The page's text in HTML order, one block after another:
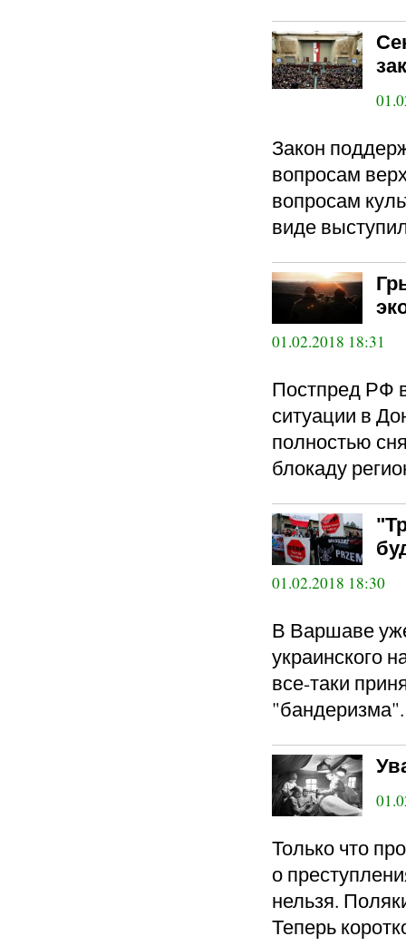
Закон
вопросам
вопросам
виде
01.02.2018 18:31
Постпред РФ
ситуации в
полностью
блокаду
01.02.2018 18:30
В Варшаве
украинского
все-таки
"бандеризма".
Только что
о
нельзя.
Теперь